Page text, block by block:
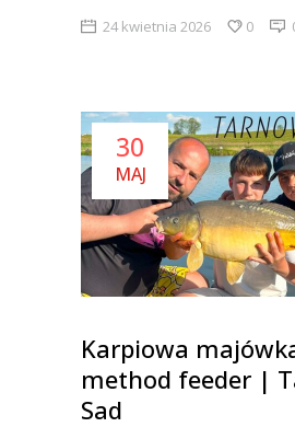
24 kwietnia 2026 0
30
MAJ
Karpiowa
method feeder |
Sad